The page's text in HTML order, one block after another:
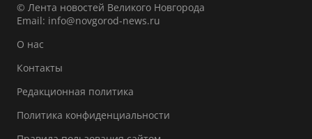
© Лента новостей Великого Новгорода
Email: info@novgorod-news.ru
О нас
Контакты
Редакционная политика
Политика конфиденциальности